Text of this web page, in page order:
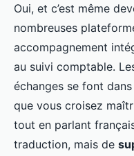
Oui, et c’est même
nombreuses
accompagnement
au suivi comptable.
échanges se font
que vous croisez
tout en parlant
traduction, mais de